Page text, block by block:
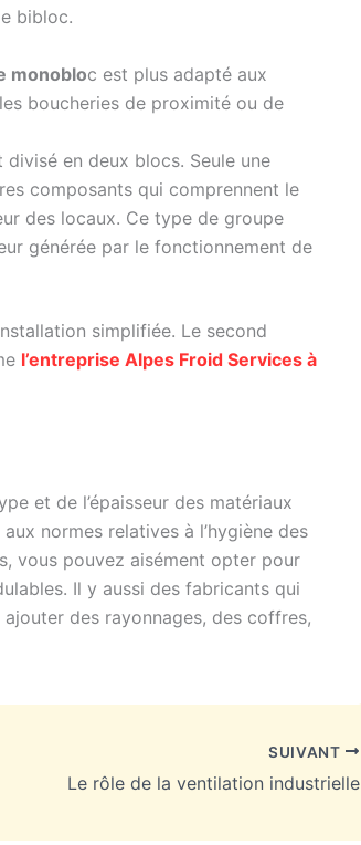
bibloc.
monobloc est plus adapté aux
boucheries de proximité ou de
en deux blocs. Seule une
composants qui comprennent le
des locaux. Ce type de groupe
générée par le fonctionnement de
simplifiée. Le second
l’entreprise Alpes Froid Services à
et de l’épaisseur des matériaux
normes relatives à l’hygiène des
vous pouvez aisément opter pour
Il y aussi des fabricants qui
des rayonnages, des coffres,
SUIVANT
Le rôle de la ventilation industrielle